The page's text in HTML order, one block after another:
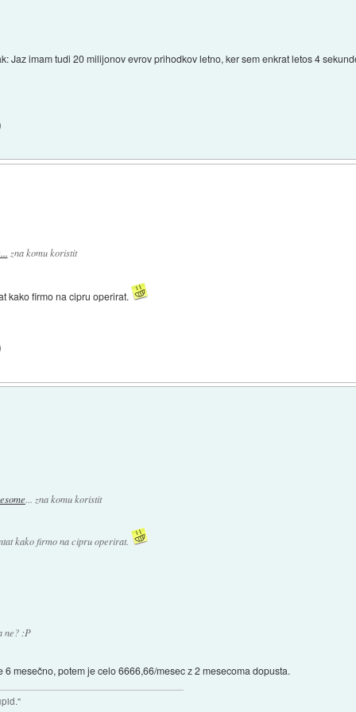
Jaz imam tudi 20 milijonov evrov prihodkov letno, ker sem enkrat letos 4
zna komu koristit
kako firmo na cipru operirat.
... zna komu koristit
kako firmo na cipru operirat.
ne? :P
mesečno, potem je celo 6666,66/mesec z 2 mesecoma dopusta.